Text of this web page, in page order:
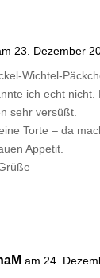
23. Dezember
Wichtel-
ich echt nicht.
sehr versüßt.
Torte – da
Appetit.
am 24.